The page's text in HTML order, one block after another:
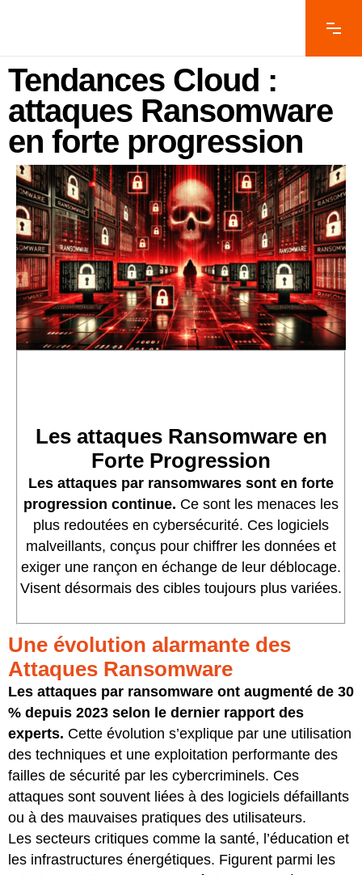
Tendances Cloud :
attaques Ransomware
en forte progression
Les attaques Ransomware en
Forte Progression
Les attaques par ransomwares sont en forte
progression continue. Ce sont les menaces les
plus redoutées en cybersécurité. Ces logiciels
malveillants, conçus pour chiffrer les données et
exiger une rançon en échange de leur déblocage.
Visent désormais des cibles toujours plus variées.
Une évolution alarmante des
Attaques Ransomware
Les attaques par ransomware ont augmenté de 30
% depuis 2023 selon le dernier rapport des
experts. Cette évolution s’explique par une utilisation
des techniques et une exploitation performante des
failles de sécurité par les cybercriminels. Ces
attaques sont souvent liées à des logiciels défaillants
ou à des mauvaises pratiques des utilisateurs.
Les secteurs critiques comme la santé, l’éducation et
les infrastructures énergétiques. Figurent parmi les